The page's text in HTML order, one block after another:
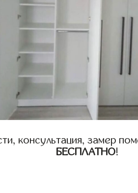
консультация, замер
БЕСПЛАТНО!